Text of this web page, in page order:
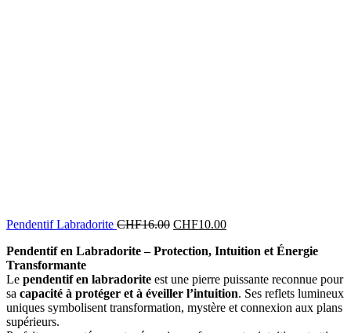
Pendentif Labradorite CHF16.00 Le
initial
CHF16.00.
CHF10.00Le
actuel
CHF10.00.
Pendentif en Labradorite – Protection, Intuition et Énergie
Transformante
Le pendentif en labradorite est une pierre puissante reconnue pour
sa capacité à protéger et à éveiller l’intuition. Ses reflets lumineux
uniques symbolisent transformation, mystère et connexion aux plans
supérieurs.